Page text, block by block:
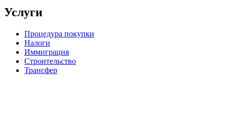
Услуги
Процедура покупки
Налоги
Иммиграция
Строительство
Трансфер